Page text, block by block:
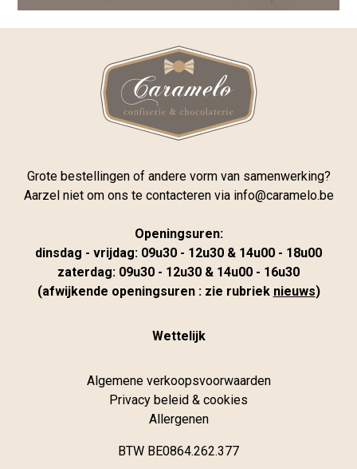
Grote bestellingen of andere vorm van samenwerking?
Aarzel niet om ons te contacteren via info@caramelo.be
Openingsuren:
dinsdag - vrijdag: 09u30 - 12u30 & 14u00 - 18u00
zaterdag: 09u30 - 12u30 & 14u00 - 16u30
(afwijkende openingsuren : zie rubriek nieuws)
Wettelijk
Algemene verkoopsvoorwaarden
Privacy beleid & cookies
Allergenen
BTW BE0864.262.377